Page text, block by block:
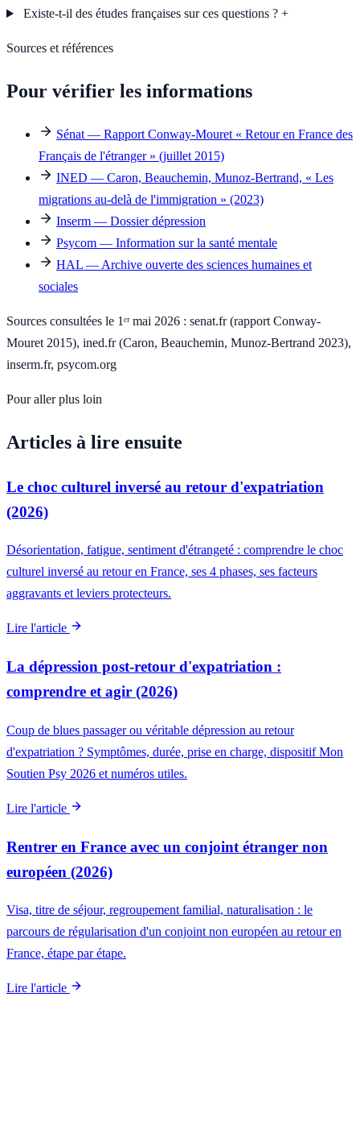
Existe-t-il des études françaises sur ces questions ? +
Sources et références
Pour vérifier les informations
Sénat — Rapport Conway-Mouret « Retour en France des
Français de l'étranger » (juillet 2015)
INED — Caron, Beauchemin, Munoz-Bertrand, « Les
migrations au-delà de l'immigration » (2023)
Inserm — Dossier dépression
Psycom — Information sur la santé mentale
HAL — Archive ouverte des sciences humaines et
sociales
Sources consultées le 1ᵉʳ mai 2026 : senat.fr (rapport Conway-
Mouret 2015), ined.fr (Caron, Beauchemin, Munoz-Bertrand 2023),
inserm.fr, psycom.org
Pour aller plus loin
Articles à lire ensuite
Le choc culturel inversé au retour d'expatriation
(2026)
Désorientation, fatigue, sentiment d'étrangeté : comprendre le choc
culturel inversé au retour en France, ses 4 phases, ses facteurs
aggravants et leviers protecteurs.
Lire l'article
La dépression post-retour d'expatriation :
comprendre et agir (2026)
Coup de blues passager ou véritable dépression au retour
d'expatriation ? Symptômes, durée, prise en charge, dispositif Mon
Soutien Psy 2026 et numéros utiles.
Lire l'article
Rentrer en France avec un conjoint étranger non
européen (2026)
Visa, titre de séjour, regroupement familial, naturalisation : le
parcours de régularisation d'un conjoint non européen au retour en
France, étape par étape.
Lire l'article